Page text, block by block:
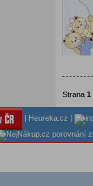
Strana 1
Heureka.cz